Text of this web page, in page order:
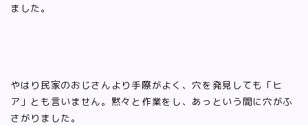
ました。
やはり民家のおじさんより手際がよく、穴を発見しても「ヒ
ア」とも言いません。黙々と作業をし、あっという間に穴がふ
さがりました。